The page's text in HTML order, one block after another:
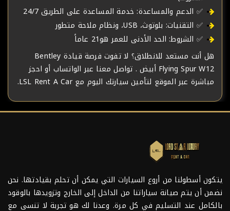
✅ الدعم والمساعدة: خدمة المساعدة على الطريق 24/7
✅ التقنيات: بلوتوث، USB، ونظام ملاحة متطور
✅ الشروط: الحد الأدنى للعمر هو21 عاماً
هل أنت مستعد للانطلاق؟ لا تفوت فرصة قيادة Bentley
Flying Spur W12 أبيض . تواصل معنا عبر الواتساب أو احجز
مباشرة عبر الموقع لتأمين سيارتك اليوم مع LSL Rent A Car.
يتكون أسطولنا من أروع السيارات التي يمكن أن تحلم بقيادتها. نحن
نضمن أن يتم صيانة سياراتنا من الداخل إلى الخارج وتزويدها بالوقود
بالكامل عند التسليم في كل مرة. وعدنا لك هو تجربة لا تنسى مع